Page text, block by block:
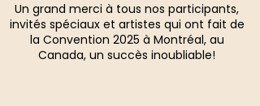
Un grand merci à tous nos participants,
invités spéciaux et artistes qui ont fait de
la Convention 2025 à Montréal, au
Canada, un succès inoubliable!